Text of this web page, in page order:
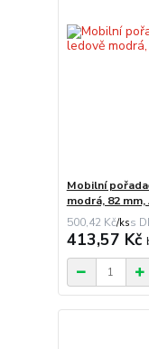
Mobilní
modrá, 82 mm,
500,42 Kč/ks
413,57 Kč